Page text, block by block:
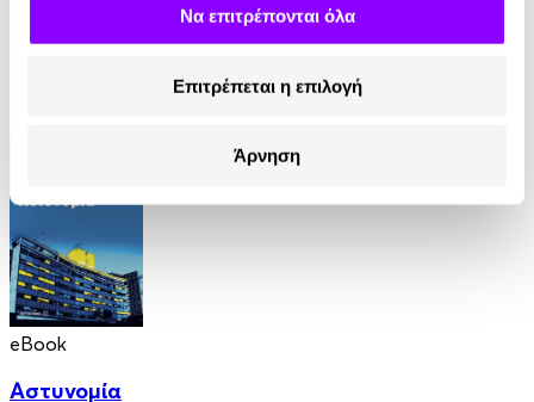
Να επιτρέπονται όλα
Επιτρέπεται η επιλογή
Άρνηση
Στον τάφο κάποιου άλλου
eBook
Αστυνομία